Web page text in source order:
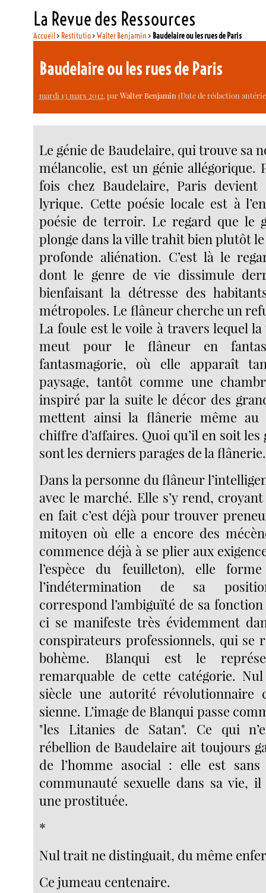
La Revue des Ressources
Accueil> Restitutio>Walter Benjamin > Baudelaire ou les rues de Paris
Baudelaire ou les rues de Paris
mardi 13 mars 2012, parWalter Benjamin(Date de rédaction
Le génie de Baudelaire, qui trouve sa
mélancolie, est un génie allégorique.
fois chez Baudelaire, Paris devient
lyrique. Cette poésie locale est à
poésie de terroir. Le regard que le
plonge dans la ville trahit bien plutôt
profonde aliénation. C’est là le
dont le genre de vie dissimule
bienfaisant la détresse des
métropoles. Le flâneur cherche un
La foule est le voile à travers lequel
meut pour le flâneur en
fantasmagorie, où elle apparaît
paysage, tantôt comme une
inspiré par la suite le décor des
mettent ainsi la flânerie même au
chiffre d’affaires. Quoi qu’il en soit
sont les derniers parages de la flânerie.
Dans la personne du flâneur
avec le marché. Elle s’y rend,
en fait c’est déjà pour trouver
mitoyen où elle a encore des
commence déjà à se plier aux
l’espèce du feuilleton), elle
l’indétermination de sa
correspond l’ambiguïté de sa
ci se manifeste très évidemment
conspirateurs professionnels, qui se
bohème. Blanqui est le
remarquable de cette catégorie.
siècle une autorité révolutionnaire
sienne. L’image de Blanqui passe
"les Litanies de Satan". Ce qui
rébellion de Baudelaire ait toujours
de l’homme asocial : elle est
communauté sexuelle dans sa vie, il
une prostituée.
*
Nul trait ne distinguait, du même
Ce jumeau centenaire.